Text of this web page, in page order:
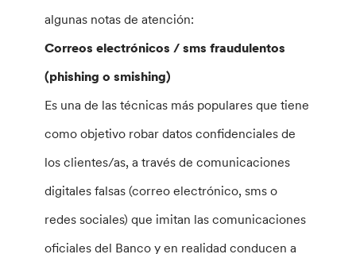
algunas notas de atención:
Correos electrónicos / sms fraudulentos
(phishing o smishing)
Es una de las técnicas más populares que tiene
como objetivo robar datos confidenciales de
los clientes/as, a través de comunicaciones
digitales falsas (correo electrónico, sms o
redes sociales) que imitan las comunicaciones
oficiales del Banco y en realidad conducen a